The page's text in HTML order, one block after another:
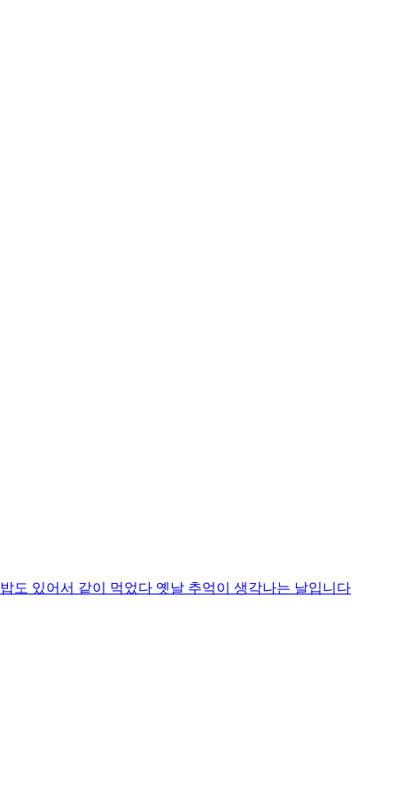
도 있어서 같이 먹었다 옛날 추억이 생각나는 날입니다